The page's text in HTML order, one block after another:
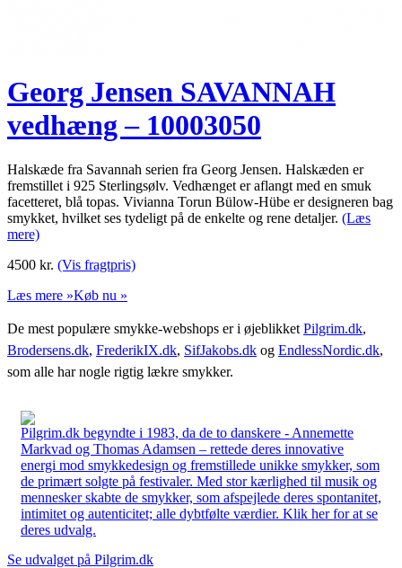
Georg Jensen SAVANNAH
vedhæng – 10003050
Halskæde fra Savannah serien fra Georg Jensen. Halskæden er
fremstillet i 925 Sterlingsølv. Vedhænget er aflangt med en smuk
facetteret, blå topas. Vivianna Torun Bülow-Hübe er designeren bag
smykket, hvilket ses tydeligt på de enkelte og rene detaljer. (Læs
mere)
4500 kr. (Vis fragtpris)
Læs mere »Køb nu »
De mest populære smykke-webshops er i øjeblikket Pilgrim.dk,
Brodersens.dk, FrederikIX.dk, SifJakobs.dk og EndlessNordic.dk,
som alle har nogle rigtig lækre smykker.
Pilgrim.dk begyndte i 1983, da de to danskere - Annemette
Markvad og Thomas Adamsen – rettede deres innovative
energi mod smykkedesign og fremstillede unikke smykker, som
de primært solgte på festivaler. Med stor kærlighed til musik og
mennesker skabte de smykker, som afspejlede deres spontanitet,
intimitet og autenticitet; alle dybtfølte værdier. Klik her for at se
deres udvalg.
Se udvalget på Pilgrim.dk